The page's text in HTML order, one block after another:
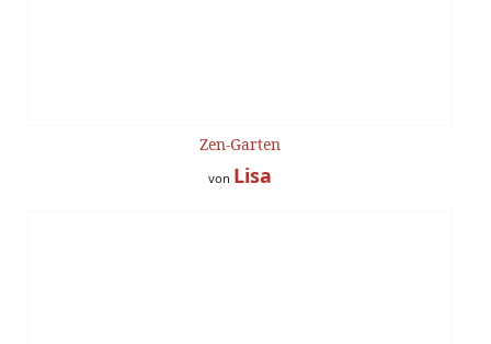
Zen-Garten
von Lisa